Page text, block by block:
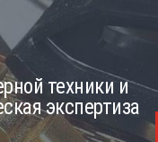
техники и
экспертиза